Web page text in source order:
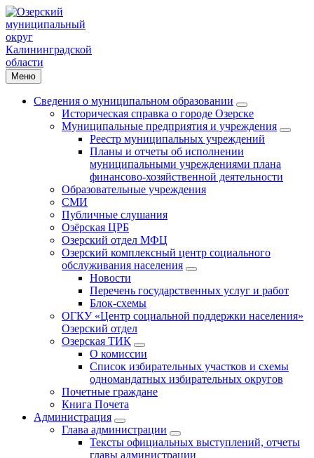
Меню
Сведения о муниципальном образовании
Историческая справка о городе Озерске
Муниципальные предприятия и учреждения
Реестр муниципальных учреждений
Планы и отчеты об исполнении
муниципальными учреждениями плана
финансово-хозяйственной деятельности
Образовательные учреждения
СМИ
Публичные слушания
Озёрская ЦРБ
Озерский отдел МФЦ
Озерский комплексный центр социального
обслуживания населения
Новости
Перечень государственных услуг и работ
Блок-схемы
ОГКУ «Центр социальной поддержки населения»
Озерский отдел
Озерская ТИК
О комиссии
Список избирательных участков и схемы
одномандатных избирательных округов
Почетные граждане
Книга Почета
Администрация
Глава администрации
Тексты официальных выступлений, отчеты
главы администрации